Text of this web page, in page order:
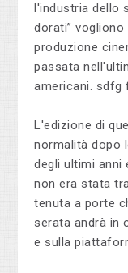
l'industria dello
dorati”
produzione
passata
americani. sdfg
L'edizione di
normalità dopo
degli ultimi anni
non era stata
tenuta a porte
serata andrà in
e sulla